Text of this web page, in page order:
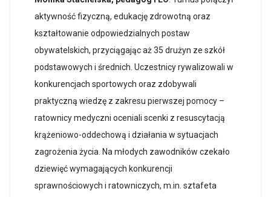
aktywność fizyczną, edukację zdrowotną oraz
kształtowanie odpowiedzialnych postaw
obywatelskich, przyciągając aż 35 drużyn ze szkół
podstawowych i średnich. Uczestnicy rywalizowali w
konkurencjach sportowych oraz zdobywali
praktyczną wiedzę z zakresu pierwszej pomocy –
ratownicy medyczni oceniali scenki z resuscytacją
krążeniowo-oddechową i działania w sytuacjach
zagrożenia życia. Na młodych zawodników czekało
dziewięć wymagających konkurencji
sprawnościowych i ratowniczych, m.in. sztafeta